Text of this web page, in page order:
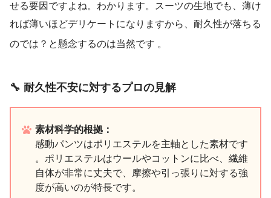
せる要因ですよね。わかります。スーツの生地でも、薄け
れば薄いほどデリケートになりますから、耐久性が落ちる
のでは？と懸念するのは当然です 。
🔧 耐久性不安に対するプロの見解
素材科学的根拠：
感動パンツはポリエステルを主軸とした素材です
。ポリエステルはウールやコットンに比べ、繊維
自体が非常に丈夫で、摩擦や引っ張りに対する強
度が高いのが特長です。